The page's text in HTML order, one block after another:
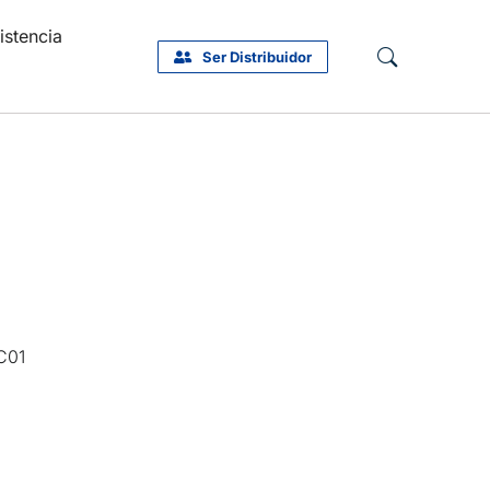
Ser Distribuidor